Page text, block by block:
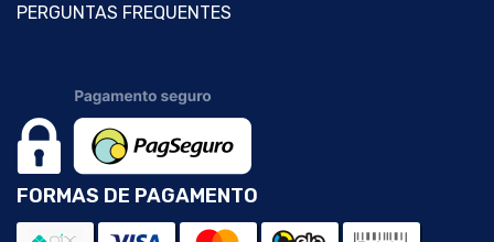
PERGUNTAS FREQUENTES
FORMAS DE PAGAMENTO